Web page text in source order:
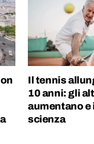
Il tennis
10 anni: gli
aumentano e
scienza